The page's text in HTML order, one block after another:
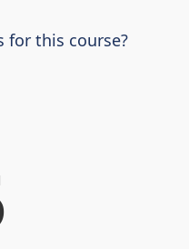
for this course?